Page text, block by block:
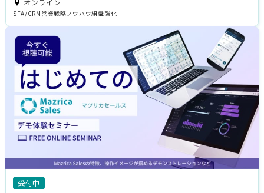
SFA/CRM 営業戦略 ノウハウ組織強化
受付中